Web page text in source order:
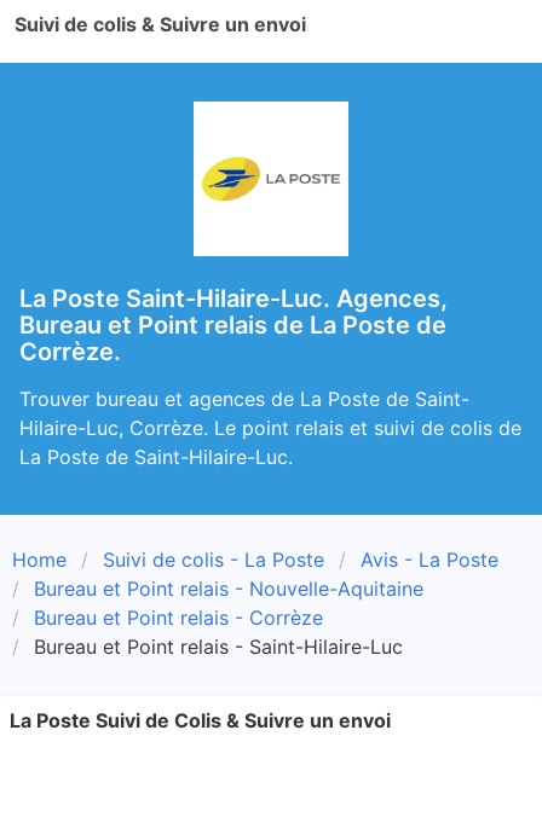
Suivi de colis & Suivre un envoi
La Poste Saint-Hilaire-Luc. Agences,
Bureau et Point relais de La Poste de
Corrèze.
Trouver bureau et agences de La Poste de Saint-
Hilaire-Luc, Corrèze. Le point relais et suivi de colis de
La Poste de Saint-Hilaire-Luc.
Home Suivi de colis - La Poste
Avis - La Poste
Bureau et Point relais - Nouvelle-Aquitaine
Bureau et Point relais - Corrèze
Bureau et Point relais - Saint-Hilaire-Luc
La Poste Suivi de Colis & Suivre un envoi